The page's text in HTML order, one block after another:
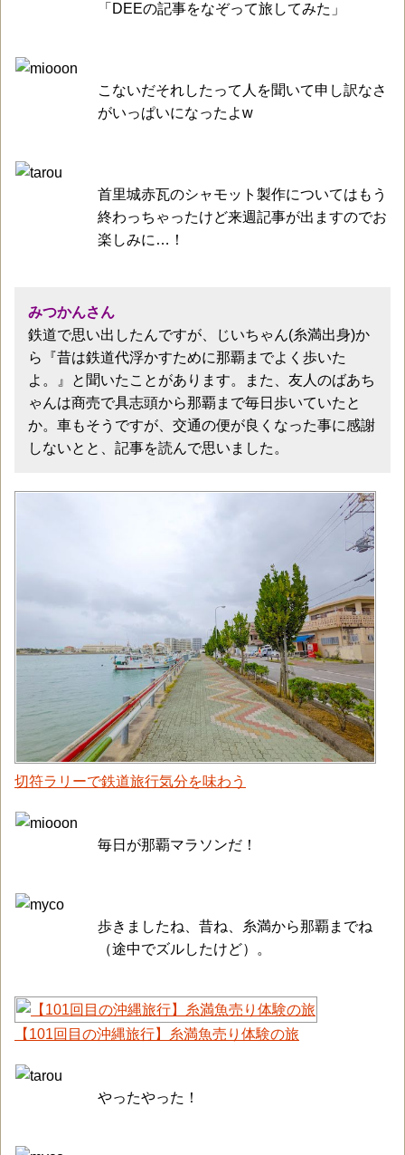
「DEEの記事をなぞって旅してみた」
こないだそれしたって人を聞いて申し訳なさ
がいっぱいになったよw
首里城赤瓦のシャモット製作についてはもう
終わっちゃったけど来週記事が出ますのでお
楽しみに…！
みつかんさん
鉄道で思い出したんですが、じいちゃん(糸満出身)か
ら『昔は鉄道代浮かすために那覇までよく歩いた
よ。』と聞いたことがあります。また、友人のばあち
ゃんは商売で具志頭から那覇まで毎日歩いていたと
か。車もそうですが、交通の便が良くなった事に感謝
しないとと、記事を読んで思いました。
切符ラリーで鉄道旅行気分を味わう
毎日が那覇マラソンだ！
歩きましたね、昔ね、糸満から那覇までね
（途中でズルしたけど）。
【101回目の沖縄旅行】糸満魚売り体験の旅
やったやった！